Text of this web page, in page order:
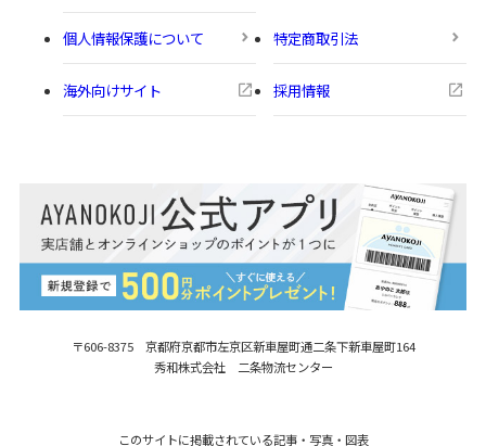
〒606-8375 京都府京都市左京区新車屋町通二条下新車屋町164
秀和株式会社 二条物流センター
個人情報保護について 特定商取引法
海外向けサイト 採用情報
このサイトに掲載されている記事・写真・図表